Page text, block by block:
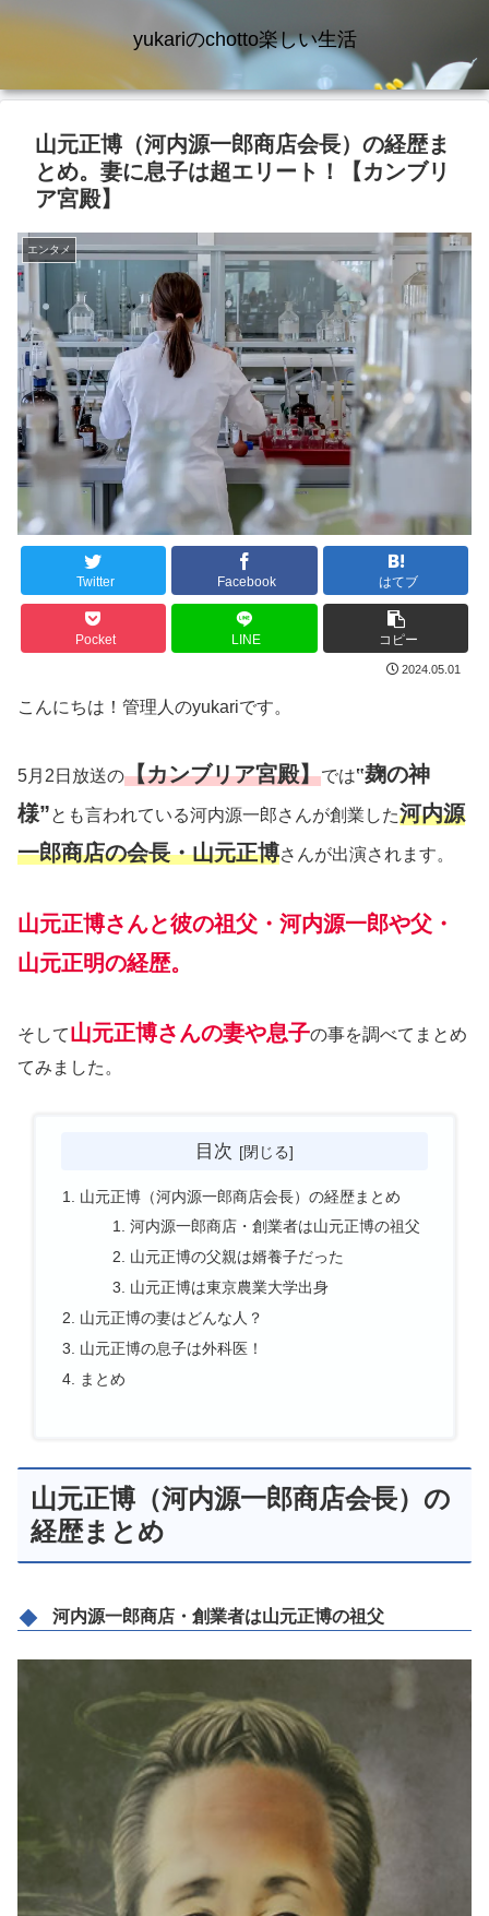
yukariのchotto楽しい生活
山元正博（河内源一郎商店会長）の経歴ま
とめ。妻に息子は超エリート！【カンブリ
ア宮殿】
エンタメ
Twitter Facebook はてブ
Pocket LINE コピー
2024.05.01
こんにちは！管理人のyukariです。
5月2日放送の【カンブリア宮殿】では‟麹の神
様”とも言われている河内源一郎さんが創業した河内源
一郎商店の会長・山元正博さんが出演されます。
山元正博さんと彼の祖父・河内源一郎や父・
山元正明の経歴。
そして山元正博さんの妻や息子の事を調べてまとめ
てみました。
目次
山元正博（河内源一郎商店会長）の経歴まとめ
河内源一郎商店・創業者は山元正博の祖父
山元正博の父親は婿養子だった
山元正博は東京農業大学出身
山元正博の妻はどんな人？
山元正博の息子は外科医！
まとめ
山元正博（河内源一郎商店会長）の
経歴まとめ
河内源一郎商店・創業者は山元正博の祖父